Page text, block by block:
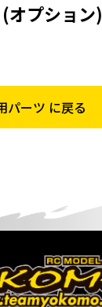
オプション)
パーツ に戻る